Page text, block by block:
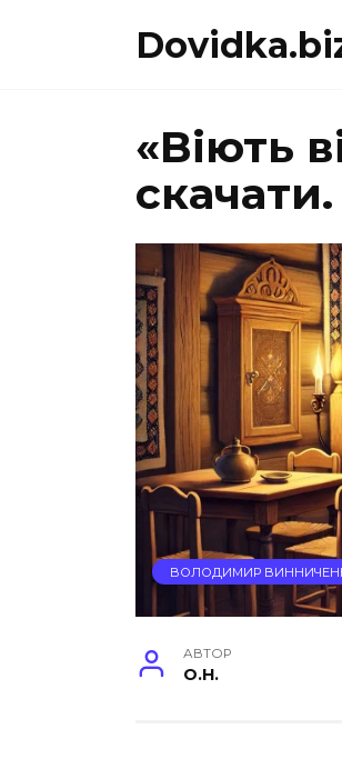
«Віють
ВОЛОДИМИР
АВТОР
O.H.